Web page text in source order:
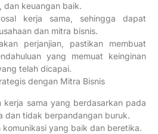
dan keuangan baik.
kerja sama, sehingga dapat
dan mitra bisnis.
perjanjian, pastikan membuat
yang memuat keinginan
telah dicapai.
dengan Mitra Bisnis
kerja sama yang berdasarkan pada
dan tidak berpandangan buruk.
komunikasi yang baik dan beretika.